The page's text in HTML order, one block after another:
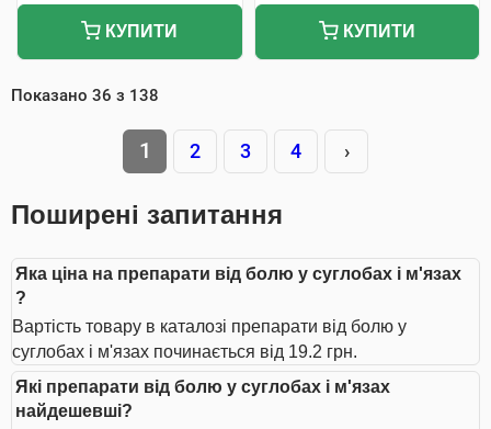
КУПИТИ КУПИТИ
Показано 36 з 138
1 2 3 4 ›
Поширені запитання
Яка ціна на препарати від болю у суглобах і м'язах
?
Вартість товару в каталозі препарати від болю у
суглобах і м'язах починається від 19.2 грн.
Які препарати від болю у суглобах і м'язах
найдешевші?